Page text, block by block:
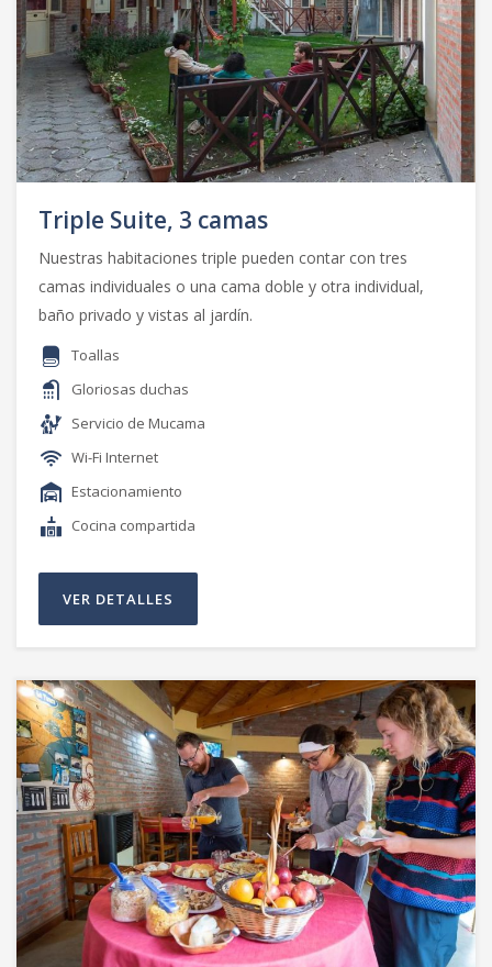
Triple Suite, 3 camas
Nuestras habitaciones triple pueden contar con tres
camas individuales o una cama doble y otra individual,
baño privado y vistas al jardín.
Toallas
Gloriosas duchas
Servicio de Mucama
Wi-Fi Internet
Estacionamiento
Cocina compartida
VER DETALLES